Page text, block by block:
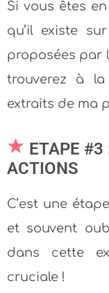
Si vous êtes
qu’il existe
proposées par
trouverez à
extraits de ma
ETAPE #3
ACTIONS
C’est une
et souvent
dans cette
cruciale !